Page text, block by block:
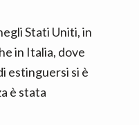
Stati Uniti, in
in Italia, dove
estinguersi si è
è stata